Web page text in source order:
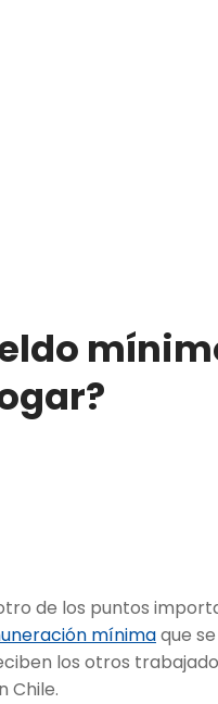
de los puntos
mínimaque
los otros
Chile.